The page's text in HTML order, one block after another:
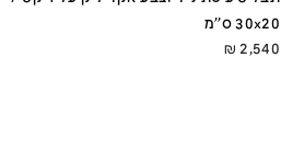
30x20 ס''מ
2,540
₪